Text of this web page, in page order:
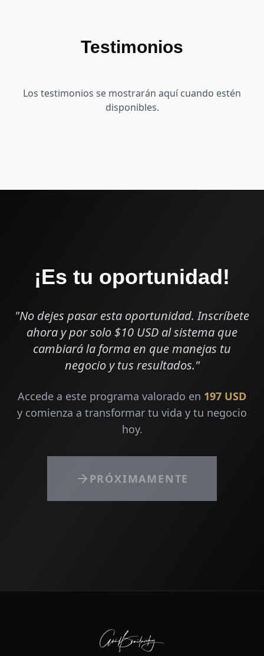
Testimonios
Los testimonios se mostrarán aquí cuando estén
disponibles.
¡Es tu oportunidad!
"No dejes pasar esta oportunidad. Inscríbete
ahora y por solo $10 USD al sistema que
cambiará la forma en que manejas tu
negocio y tus resultados."
Accede a este programa valorado en 197 USD
y comienza a transformar tu vida y tu negocio
hoy.
PRÓXIMAMENTE